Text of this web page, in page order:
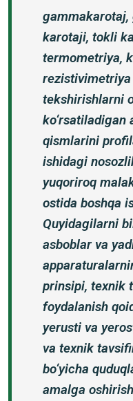
gammakarotaj,
karotaji, tokli
termometriya,
tekshirishlarni
ko‘rsatiladigan
qismlarini
ishidagi
yuqoriroq
ostida boshqa
Quyidagilarni
asboblar va
prinsipi, texnik
foydalanish
yerusti va
va texnik
bo‘yicha
amalga